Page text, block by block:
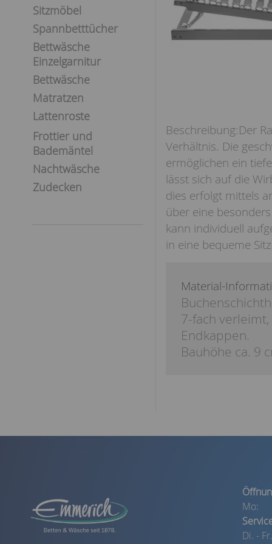
Sitzmöbel
Spannbetttücher
Bettwäsche
Einzelgarnitur
Bettwäsche
Matratzen
Lattenroste
Frottier und
Bademäntel
Nachtwäsche
Zudecken
Der
Verhältnis. Die
ermöglichen ein
lässt sich auf die
dies erfolgt mittels
über eine
kann individuell
in eine bequeme
Material-
7-fach
Endkappen.
Bauhöhe ca. 9
Mo:
Di. -